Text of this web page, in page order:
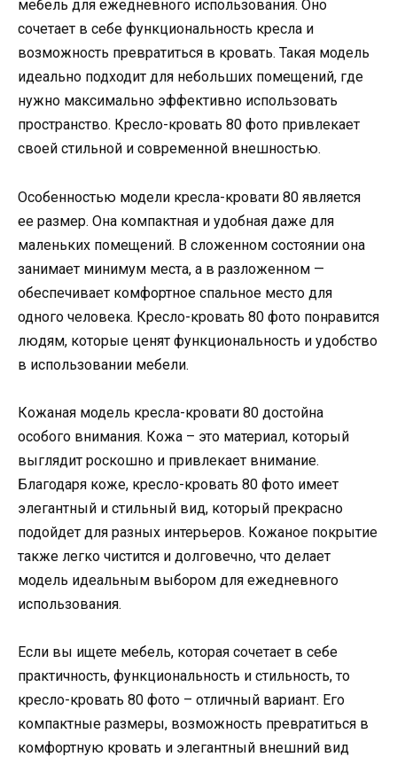
мебель для ежедневного использования. Оно
сочетает в себе функциональность кресла и
возможность превратиться в кровать. Такая модель
идеально подходит для небольших помещений, где
нужно максимально эффективно использовать
пространство. Кресло-кровать 80 фото привлекает
своей стильной и современной внешностью.
Особенностью модели кресла-кровати 80 является
ее размер. Она компактная и удобная даже для
маленьких помещений. В сложенном состоянии она
занимает минимум места, а в разложенном —
обеспечивает комфортное спальное место для
одного человека. Кресло-кровать 80 фото понравится
людям, которые ценят функциональность и удобство
в использовании мебели.
Кожаная модель кресла-кровати 80 достойна
особого внимания. Кожа – это материал, который
выглядит роскошно и привлекает внимание.
Благодаря коже, кресло-кровать 80 фото имеет
элегантный и стильный вид, который прекрасно
подойдет для разных интерьеров. Кожаное покрытие
также легко чистится и долговечно, что делает
модель идеальным выбором для ежедневного
использования.
Если вы ищете мебель, которая сочетает в себе
практичность, функциональность и стильность, то
кресло-кровать 80 фото – отличный вариант. Его
компактные размеры, возможность превратиться в
комфортную кровать и элегантный внешний вид